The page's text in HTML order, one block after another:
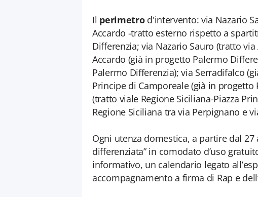
Il perimetrod'intervento: via Nazario
Accardo -tratto esterno rispetto a
Differenzia; via Nazario Sauro (tratto
Accardo (già in progetto Palermo
Palermo Differenzia); via Serradifalco
Principe di Camporeale (già in
(tratto viale Regione Siciliana-Piazza
Regione Siciliana tra via Perpignano e
Ogni utenza domestica, a partire dal
differenziata” in comodato d’uso
informativo, un calendario legato
accompagnamento a firma di Rap e